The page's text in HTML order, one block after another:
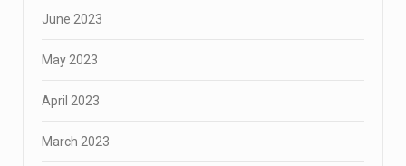
June 2023
May 2023
April 2023
March 2023